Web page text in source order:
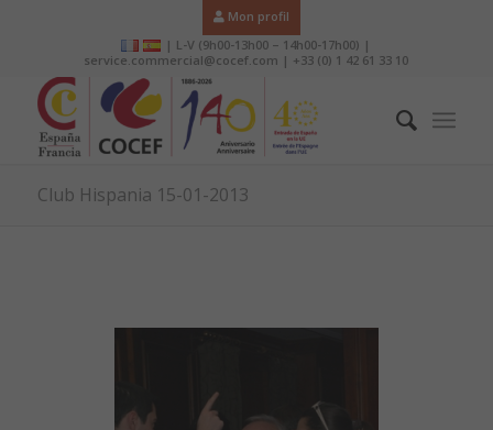
Mon profil
| L-V (9h00-13h00 – 14h00-17h00) |
service.commercial@cocef.com | +33 (0) 1 42 61 33 10
Club Hispania 15-01-2013